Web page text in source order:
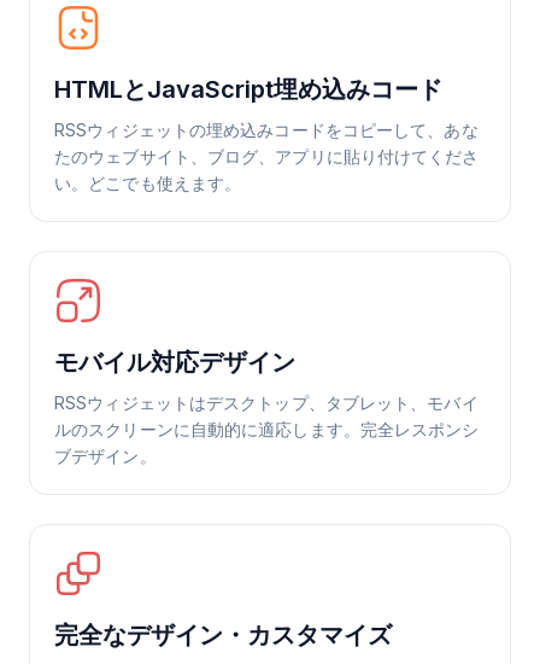
HTMLとJavaScript埋め込みコード
RSSウィジェットの埋め込みコードをコピーして、あな
たのウェブサイト、ブログ、アプリに貼り付けてくださ
い。どこでも使えます。
モバイル対応デザイン
RSSウィジェットはデスクトップ、タブレット、モバイ
ルのスクリーンに自動的に適応します。完全レスポンシ
ブデザイン。
完全なデザイン・カスタマイズ